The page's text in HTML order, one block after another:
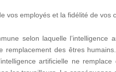
vos employés et la fidélité de vos
selon laquelle l’intelligence
remplacement des êtres
artificielle ne